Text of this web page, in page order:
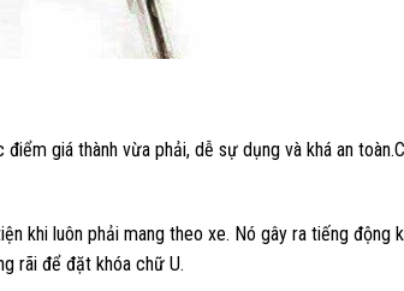
giá thành vừa phải, dễ sự dụng và khá an
khi luôn phải mang theo xe. Nó gây ra tiếng động
rãi để đặt khóa chữ U.